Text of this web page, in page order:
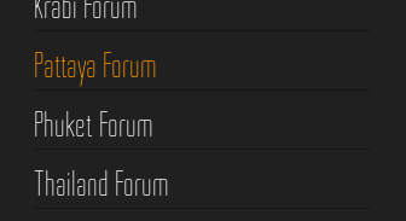
Pattaya Forum
Phuket Forum
Thailand Forum